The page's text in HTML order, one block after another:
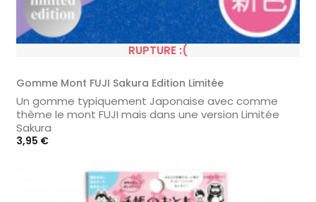
RUPTURE :(
Gomme Mont FUJI Sakura Edition Limitée
Un gomme typiquement Japonaise avec comme
thème le mont FUJI mais dans une version Limitée
Sakura
Prix
3,95 €